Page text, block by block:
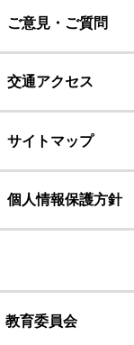
ご意見・ご質問
交通アクセス
サイトマップ
個人情報保護方針
教育委員会